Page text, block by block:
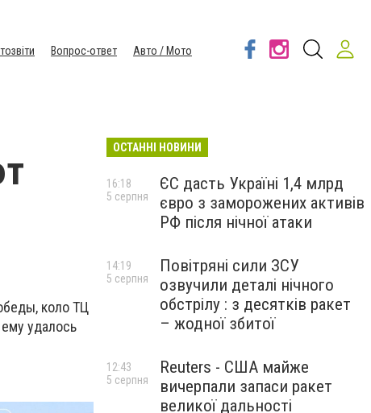
Вопрос-ответ
Авто / Мото
коло ТЦ
удалось
ОСТАННІ НОВИНИ
ЄС дасть Україні 1,4 млрд
євро з заморожених активів
РФ після нічної атаки
16:18
5 серпня
Повітряні сили ЗСУ
озвучили деталі нічного
обстрілу : з десятків ракет
– жодної збитої
14:19
5 серпня
Reuters - США майже
вичерпали запаси ракет
великої дальності
12:43
5 серпня